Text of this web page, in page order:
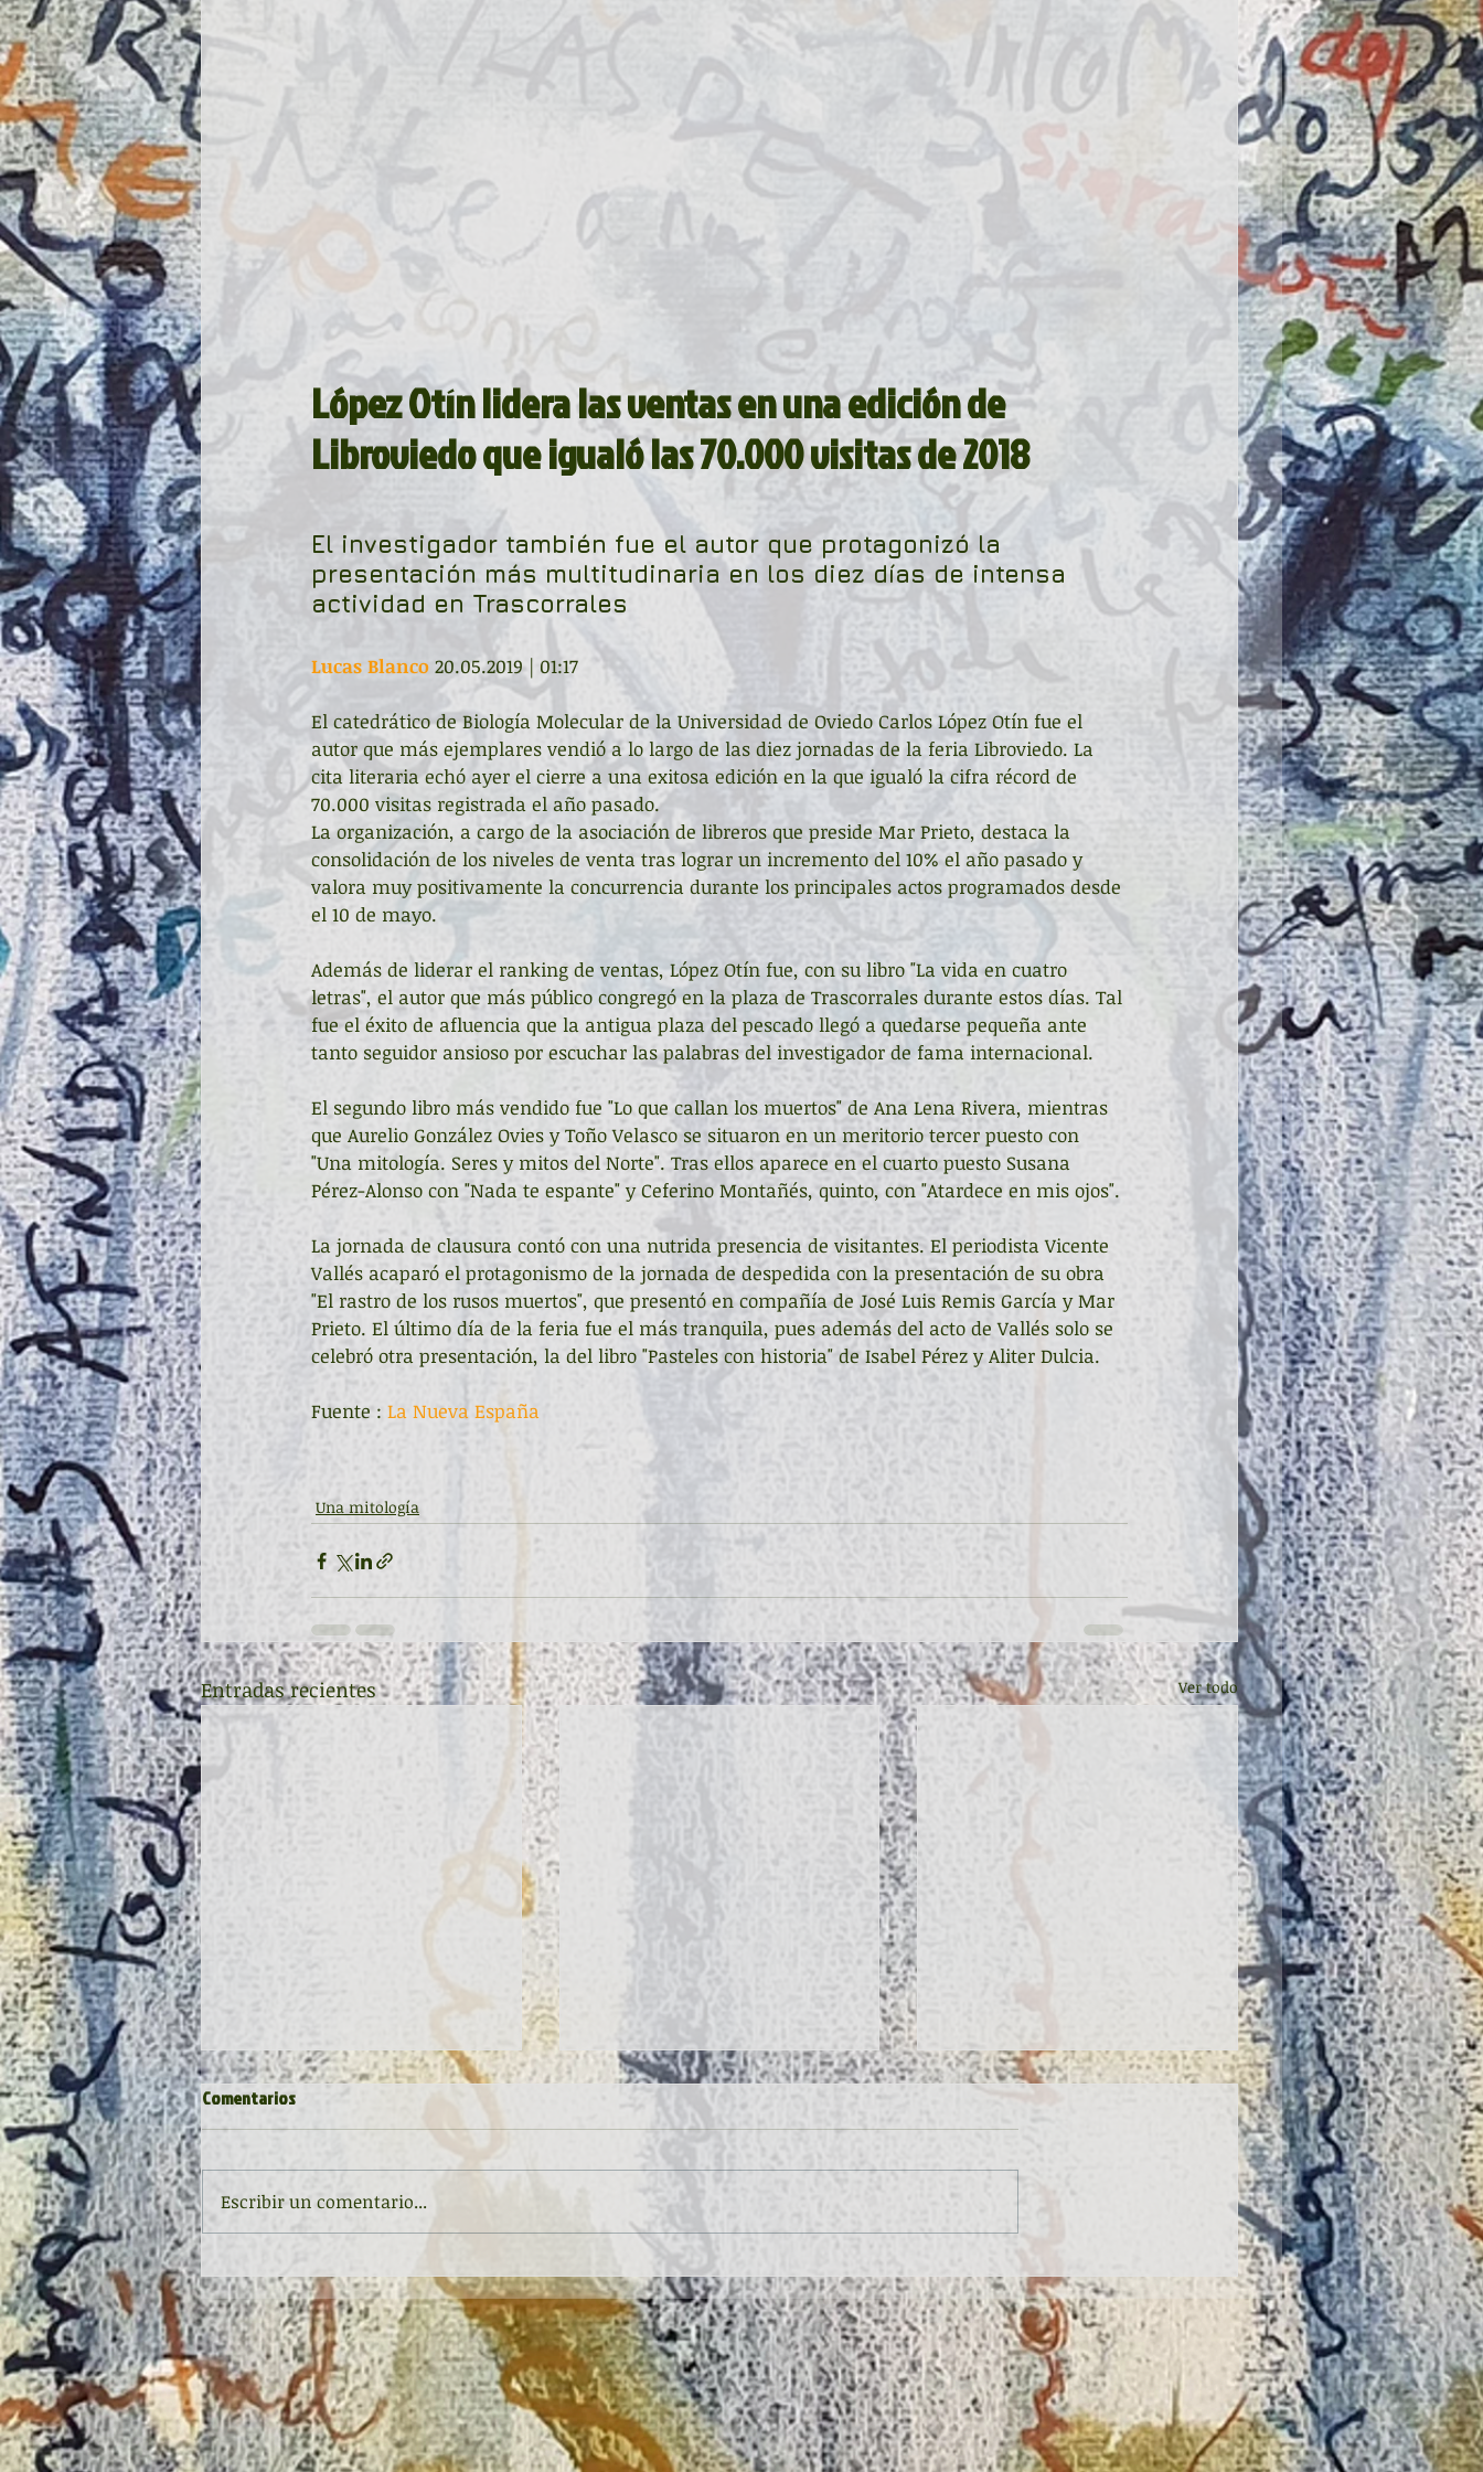
López Otín lidera las ventas en una edición de
Libroviedo que igualó las 70.000 visitas de 2018
El investigador también fue el autor que protagonizó la
presentación más multitudinaria en los diez días de intensa
actividad en Trascorrales
Lucas Blanco 20.05.2019 | 01:17
El catedrático de Biología Molecular de la Universidad de Oviedo Carlos López Otín fue el
autor que más ejemplares vendió a lo largo de las diez jornadas de la feria Libroviedo. La
cita literaria echó ayer el cierre a una exitosa edición en la que igualó la cifra récord de
70.000 visitas registrada el año pasado.
La organización, a cargo de la asociación de libreros que preside Mar Prieto, destaca la
consolidación de los niveles de venta tras lograr un incremento del 10% el año pasado y
valora muy positivamente la concurrencia durante los principales actos programados desde
el 10 de mayo.
Además de liderar el ranking de ventas, López Otín fue, con su libro "La vida en cuatro
letras", el autor que más público congregó en la plaza de Trascorrales durante estos días. Tal
fue el éxito de afluencia que la antigua plaza del pescado llegó a quedarse pequeña ante
tanto seguidor ansioso por escuchar las palabras del investigador de fama internacional.
El segundo libro más vendido fue "Lo que callan los muertos" de Ana Lena Rivera, mientras
que Aurelio González Ovies y Toño Velasco se situaron en un meritorio tercer puesto con
"Una mitología. Seres y mitos del Norte". Tras ellos aparece en el cuarto puesto Susana
Pérez-Alonso con "Nada te espante" y Ceferino Montañés, quinto, con "Atardece en mis ojos".
La jornada de clausura contó con una nutrida presencia de visitantes. El periodista Vicente
Vallés acaparó el protagonismo de la jornada de despedida con la presentación de su obra
"El rastro de los rusos muertos", que presentó en compañía de José Luis Remis García y Mar
Prieto. El último día de la feria fue el más tranquila, pues además del acto de Vallés solo se
celebró otra presentación, la del libro "Pasteles con historia" de Isabel Pérez y Aliter Dulcia.
Fuente : La Nueva España
Una mitología
Entradas recientes Ver todo
FIRMA DE EJEMPLARES EN 'EL BÚHO
LECTOR' (OVIEDO)
Exposición en C.P. Dolores Medio
(Oviedo)
Superventas y el suspense
patrio, preferencias de lectura en
Gozón
Comentarios
Escribir un comentario...